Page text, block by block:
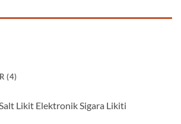
(4)
Likit Elektronik Sigara Likiti